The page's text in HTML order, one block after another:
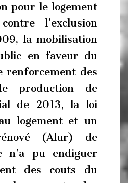
pour le logement
l’exclusion
la mobilisation
en faveur du
renforcement des
production de
de 2013, la loi
logement et un
(Alur) de
n’a pu endiguer
des couts du